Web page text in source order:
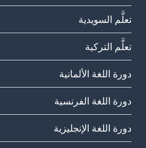
تعلَّم السويدية
تعلَّم التركية
دورة اللغة الألمانية
دورة اللغة الفرنسية
دورة اللغة الإنجليزية